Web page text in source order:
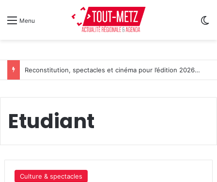
Menu
Reconstitution, spectacles et cinéma pour l’édition 2026 de « Ça tombe comme à Gravelotte »
Etudiant
Culture & spectacles